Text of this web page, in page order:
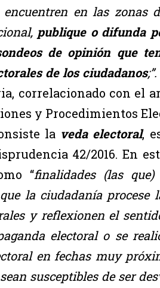
en las zonas
publique o difunda
de opinión que
de los ciudadanos;”.
correlacionado con el
y Procedimientos
la veda electoral,
42/2016. En
“finalidades (las
la ciudadanía procese
y reflexionen el
electoral o se
en fechas muy
susceptibles de ser